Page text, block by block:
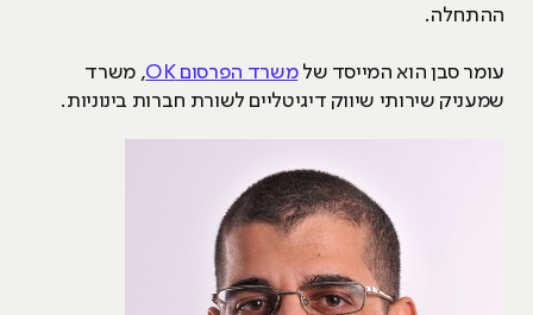
ההתחלה.
עומר סבן הוא המייסד שלמשרד הפרסום OK
, משרד
שמעניק שירותי שיווק דיגיטליים לשורת חברות בינוניות.